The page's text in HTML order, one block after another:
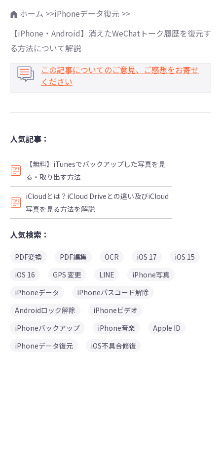
ホーム >>iPhoneデータ復元 >>
【iPhone・Android】消えたWeChatトーク履歴を復元す
る方法について解説
この記事についてのご意見、ご感想をお寄せ
ください
人気記事：
【無料】iTunesでバックアップした写真を見
る・取り出す方法
iCloudとは？iCloud Driveとの違い及びiCloud
写真を見る方法を解説
人気検索：
PDF変換 PDF編集 OCR iOS 17
iOS 15
iOS 16
GPS 変更 LINE
iPhone写真
iPhoneデータ
iPhoneパスコード解除
Androidロック解除
iPhoneビデオ
iPhoneバックアップ
iPhone音楽
Apple ID
iPhoneデータ復元
iOS不具合修復